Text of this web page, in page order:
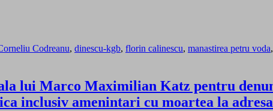
Codreanu, dinescu-kgb, florin calinescu, manastirea petru voda,
lui Marco Maximilian Katz pentru
inclusiv amenintari cu moartea la